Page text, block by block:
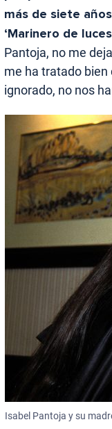
más de siete
‘Marinero de
Pantoja, no me
me ha tratado bien
ignorado, no nos
Isabel Pantoja y su